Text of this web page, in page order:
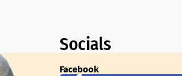
Socials
Facebook